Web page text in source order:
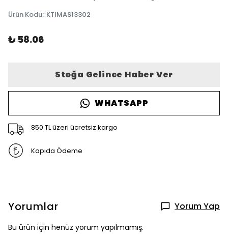
Ürün Kodu: KTIMAS13302
₺ 58.06
Stoğa Gelince Haber Ver
WHATSAPP
850 TL üzeri ücretsiz kargo
Kapıda Ödeme
Yorumlar Yorum Yap
Bu ürün için henüz yorum yapılmamış.